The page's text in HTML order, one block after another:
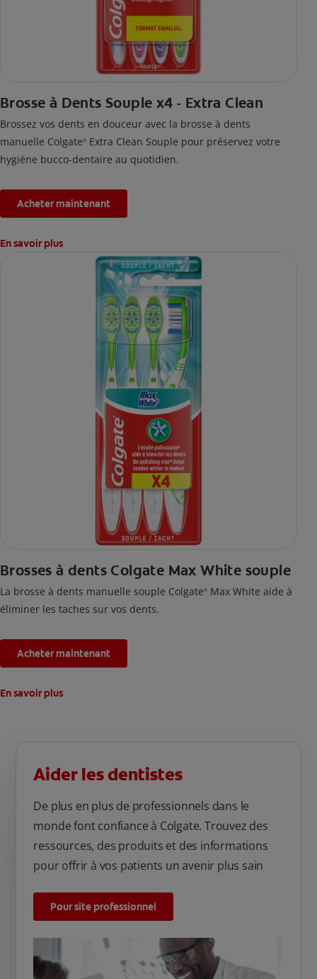
Brosse à Dents Souple x4 - Extra Clean
Brossez vos dents en douceur avec la brosse à dents
manuelle Colgate® Extra Clean Souple pour préservez votre
hygiène bucco-dentaire au quotidien.
Acheter maintenant
En savoir plus
Brosses à dents Colgate Max White souple
La brosse à dents manuelle souple Colgate® Max White aide à
éliminer les taches sur vos dents.
Acheter maintenant
En savoir plus
Aider les dentistes
De plus en plus de professionnels dans le
monde font confiance à Colgate. Trouvez des
ressources, des produits et des informations
pour offrir à vos patients un avenir plus sain
Pour site professionnel